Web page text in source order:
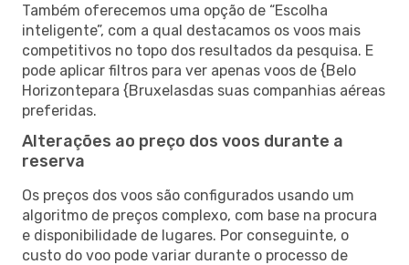
Também oferecemos uma opção de “Escolha
inteligente”, com a qual destacamos os voos mais
competitivos no topo dos resultados da pesquisa. E
pode aplicar filtros para ver apenas voos de {Belo
Horizontepara {Bruxelasdas suas companhias aéreas
preferidas.
Alterações ao preço dos voos durante a
reserva
Os preços dos voos são configurados usando um
algoritmo de preços complexo, com base na procura
e disponibilidade de lugares. Por conseguinte, o
custo do voo pode variar durante o processo de